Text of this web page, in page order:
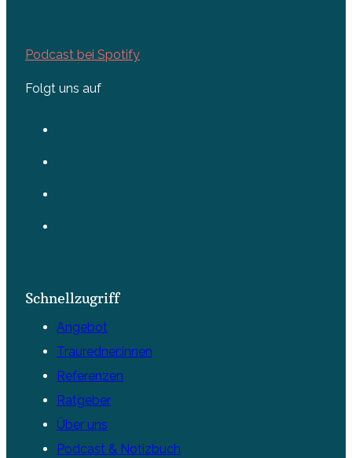
Podcast bei Spotify
Folgt uns auf
Schnellzugriff
Angebot
Trauredner:innen
Referenzen
Ratgeber
Über uns
Podcast & Notizbuch